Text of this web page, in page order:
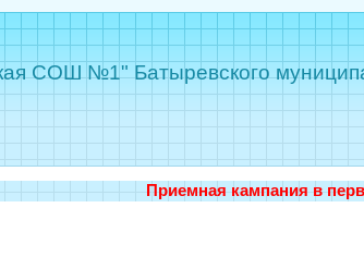
СОШ №1" Батыревского
Приемная кампания в первый класс